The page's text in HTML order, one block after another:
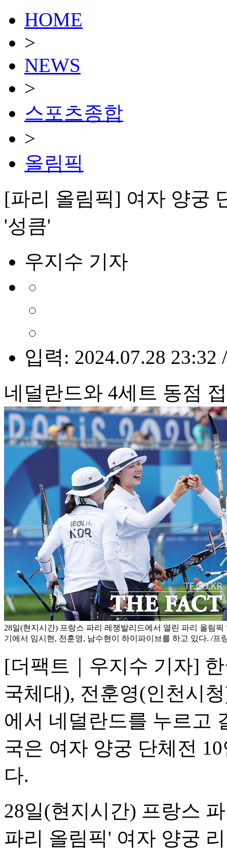
HOME
>
NEWS
>
스포츠종합
>
올림픽
[파리 올림픽] 여자 양궁
'성큼'
우지수 기자
입력: 2024.07.28 23:32
네덜란드와 4세트 동점
28일(현지시간) 프랑스 파리 레쟁발리드에서 열린 파리 올림
기에서 임시현, 전훈영, 남수현이 하이파이브를 하고 있다. /프
[더팩트｜우지수 기자]
국체대), 전훈영(인천시
에서 네덜란드를 누르고
국은 여자 양궁 단체전
다.
28일(현지시간) 프랑스
파리 올림픽' 여자 양궁